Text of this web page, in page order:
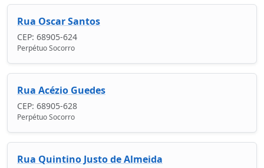
Rua Oscar Santos
CEP: 68905-624
Perpétuo Socorro
Rua Acézio Guedes
CEP: 68905-628
Perpétuo Socorro
Rua Quintino Justo de Almeida